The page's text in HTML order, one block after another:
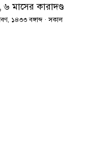
মাসের কারাদণ্ড
১৪৩৩ বঙ্গাব্দ · সকাল